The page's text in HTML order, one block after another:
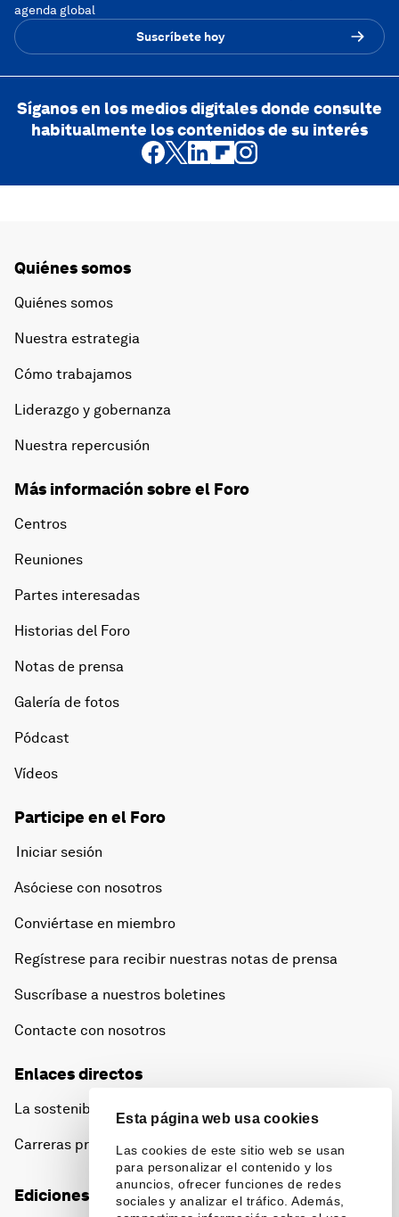
Esta página web usa cookies
Las cookies de este sitio web se usan
para personalizar el contenido y los
anuncios, ofrecer funciones de redes
sociales y analizar el tráfico. Además,
agenda global
Suscríbete hoy
Síganos en los medios digitales donde consulte
habitualmente los contenidos de su interés
Quiénes somos
Quiénes somos
Nuestra estrategia
Cómo trabajamos
Liderazgo y gobernanza
Nuestra repercusión
Más información sobre el Foro
Centros
Reuniones
Partes interesadas
Historias del Foro
Notas de prensa
Galería de fotos
Pódcast
Vídeos
Participe en el Foro
Iniciar sesión
Asóciese con nosotros
Conviértase en miembro
Regístrese para recibir nuestras notas de prensa
Suscríbase a nuestros boletines
Contacte con nosotros
Enlaces directos
La sostenibilidad en el Foro
Carreras profesionales
Ediciones en otros idiomas